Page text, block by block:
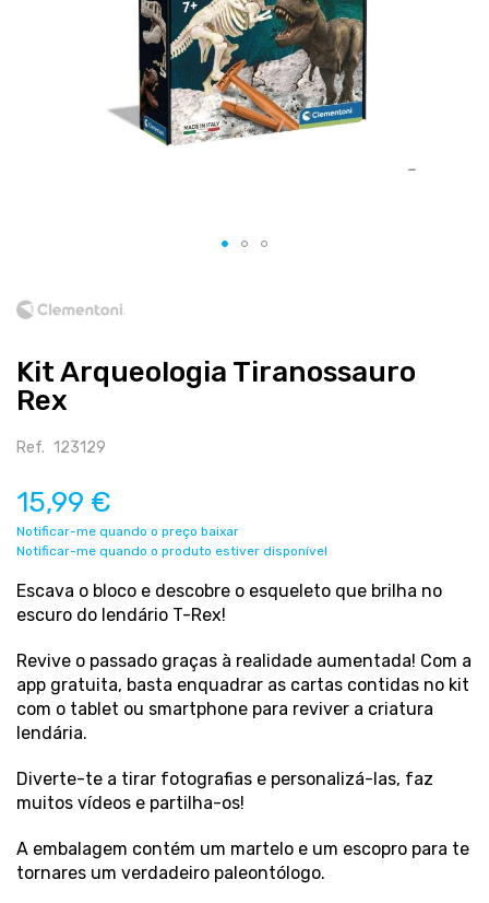
Kit Arqueologia Tiranossauro
Rex
Ref. 123129
15,99 €
Notificar-me quando o preço baixar
Notificar-me quando o produto estiver disponível
Escava o bloco e descobre o esqueleto que brilha no
escuro do lendário T-Rex!
Revive o passado graças à realidade aumentada! Com a
app gratuita, basta enquadrar as cartas contidas no kit
com o tablet ou smartphone para reviver a criatura
lendária.
Diverte-te a tirar fotografias e personalizá-las, faz
muitos vídeos e partilha-os!
A embalagem contém um martelo e um escopro para te
tornares um verdadeiro paleontólogo.
o
da
galeria
de
imagens